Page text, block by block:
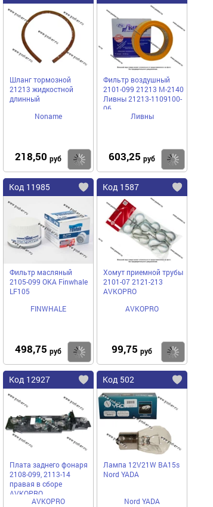
Шланг тормозной
21213 жидкостной
длинный
Noname
218,50 руб Купить
Фильтр воздушный
2101-099 21213 М-2140
Ливны 21213-1109100-
06
Ливны
603,25 руб
Код 11985
Фильтр масляный
2105-099 ОКА Finwhale
LF105
FINWHALE
498,75 руб Купить
Код 1587
Хомут приемной трубы
2101-07 2121-213
AVKOPRO
AVKOPRO
99,75 руб
Код 12927
Плата заднего фонаря
2108-099, 2113-14
правая в сборе
AVKOPRO
AVKOPRO
Код 502
Лампа 12V21W BA15s
Nord YADA
Nord YADA